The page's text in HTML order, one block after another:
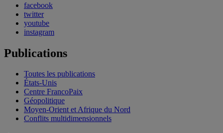
facebook
twitter
youtube
instagram
Publications
Toutes les publications
États-Unis
Centre FrancoPaix
Géopolitique
Moyen-Orient et Afrique du Nord
Conflits multidimensionnels